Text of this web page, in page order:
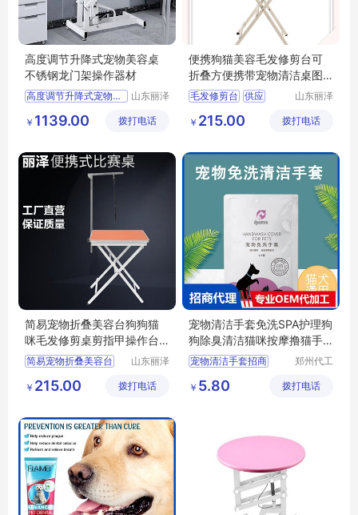
高度调节升降式宠物美容桌
不锈钢龙门架操作器材
高度调节升降式宠物美容桌
狗狗及用品
山东丽泽
有限公司
￥ 1139.00 拨打电话
便携狗猫美容毛发修剪台可
折叠方便携带宠物清洁桌图
片
毛发修剪台 供应
狗狗清洁美容工具
山东丽泽
有限公司
￥ 215.00 拨打电话
简易宠物折叠美容台狗狗猫
咪毛发修剪桌剪指甲操作台
丽泽
简易宠物折叠美容台
狗狗及用品
山东丽泽
有限公司
￥ 215.00 拨打电话
宠物清洁手套免洗SPA护理狗
狗除臭清洁猫咪按摩撸猫手
套批发
宠物清洁手套招商
宠物清洁手套定制
郑州代工
技有限公
￥ 5.80 拨打电话